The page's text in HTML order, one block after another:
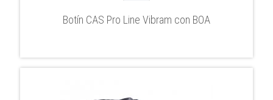
Botín CAS Pro Line Vibram con BOA